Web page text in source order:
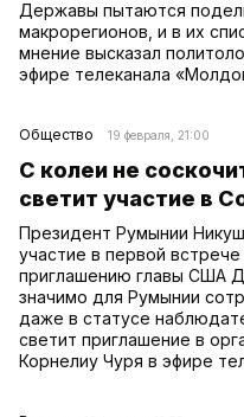
Державы пытаются
макрорегионов, и в их
мнение высказал
эфире телеканала
Общество 19 февраля, 21:00
С колеи не
светит участие в
Президент Румынии
участие в первой
приглашению главы США
значимо для Румынии
даже в статусе
светит приглашение в
Корнелиу Чуря в эфире